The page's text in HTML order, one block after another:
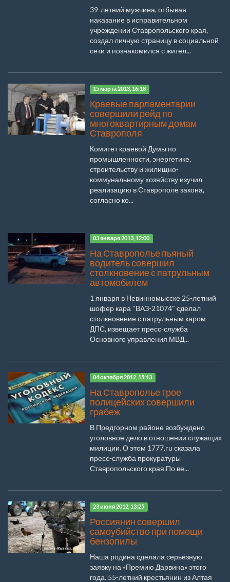
39-летний мужчина, отбывая
наказание в исправительном
учреждении Ставропольского края,
создал личную страницу в социальной
сети и познакомился с жител...
15 марта 2013, 16:18
Краевые парламентарии
совершили рейд по
многоквартирным домам
Ставрополя
Комитет краевой Думы по
промышленности, энергетике,
строительству и жилищно-
коммунальному хозяйству изучил
реализацию в Ставрополе закона,
согласно ко...
03 января 2013, 12:00
На Ставрополье пьяный
водитель совершил
столкновение с патрульным
автомобилем
1 января в Невинномысске 25-летний
шофер кара "ВАЗ-21074" сделал
столкновение с патрульным каром
ДПС, извещает пресс-служба
Основного управления МВД...
04 октября 2012, 15:13
На Ставрополье трое
полицейских совершили
грабеж
В Предгорном районе возбуждено
уголовное дело в отношении служащих
милиции. О этом 1777.ru сказала
пресс-служба прокуратуры
Ставропольского края.По ве...
23 июня 2012, 13:25
Россиянин совершил
самоубийство при помощи
бензопилы
Наша родина сделала серьёзную
заявку на «Премию Дарвина» этого
года. 55-летний крестьянин из Алтая